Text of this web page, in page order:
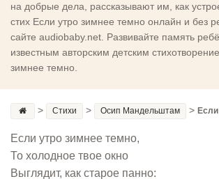
на добрые дела, рассказывают им, как
стих Если утро зимнее темно онлайн и без
сайте audiobaby.net. Развивайте память
известным авторским детским
зимнее темно.
> Стихи > Осип Мандельштам >
Если утро зимнее темно,
То холодное твое окно
Выглядит, как старое панно: